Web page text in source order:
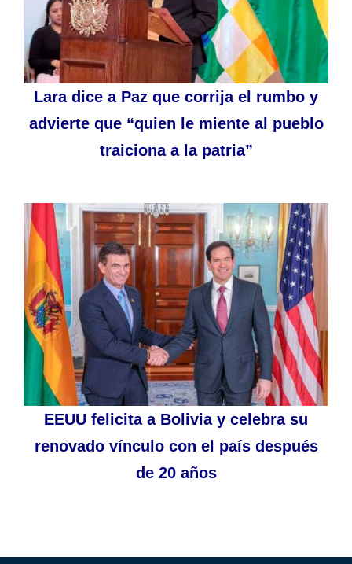
Lara dice a Paz que corrija el rumbo y
advierte que “quien le miente al pueblo
traiciona a la patria”
EEUU felicita a Bolivia y celebra su
renovado vínculo con el país después
de 20 años